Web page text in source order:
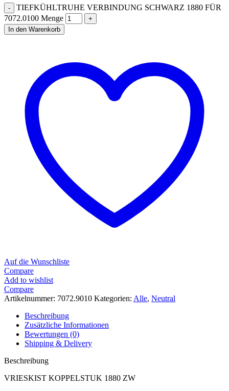
TIEFKÜHLTRUHE VERBINDUNG SCHWARZ 1880 FÜR
7072.0100 Menge
In den Warenkorb
Auf die Wunschliste
Compare
Add to wishlist
Compare
Artikelnummer: 7072.9010 Kategorien: Alle, Neutral
Beschreibung
Zusätzliche Informationen
Bewertungen (0)
Shipping & Delivery
Beschreibung
VRIESKIST KOPPELSTUK 1880 ZW